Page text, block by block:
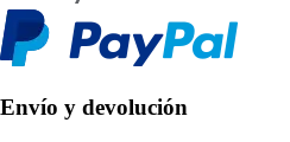
Envío y devolución